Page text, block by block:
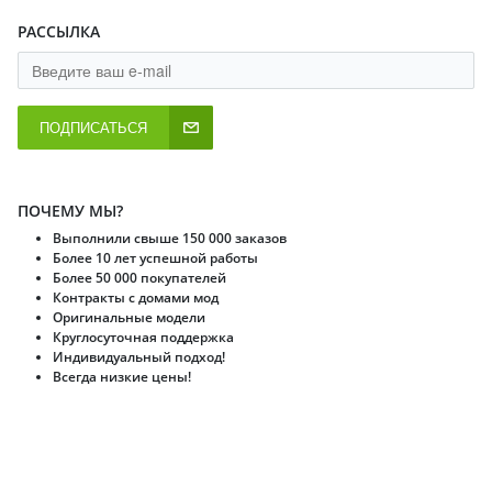
РАССЫЛКА
ПОДПИСАТЬСЯ
ПОЧЕМУ МЫ?
Выполнили свыше 150 000 заказов
Более 10 лет успешной работы
Более 50 000 покупателей
Контракты с домами мод
Оригинальные модели
Круглосуточная поддержка
Индивидуальный подход!
Всегда низкие цены!